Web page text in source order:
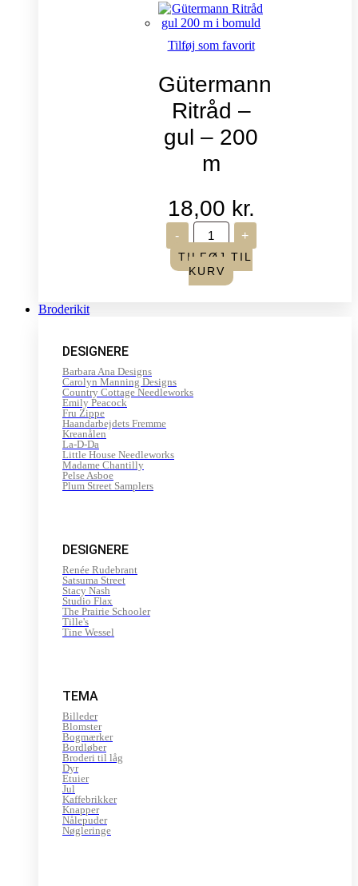
Tilføj som favorit
Gütermann
Ritråd –
gul – 200
m
18,00 kr.
-
Gütermann
Ritråd
-
gul
-
+
TILFØJ TIL
KURV
Broderikit
DESIGNERE
Barbara Ana Designs
Carolyn Manning Designs
Country Cottage Needleworks
Emily Peacock
Fru Zippe
Haandarbejdets Fremme
Kreanålen
La-D-Da
Little House Needleworks
Madame Chantilly
Pelse Asboe
Plum Street Samplers
DESIGNERE
Renée Rudebrant
Satsuma Street
Stacy Nash
Studio Flax
The Prairie Schooler
Tille's
Tine Wessel
TEMA
Billeder
Blomster
Bogmærker
Bordløber
Broderi til låg
Dyr
Etuier
Jul
Kaffebrikker
Knapper
Nålepuder
Nøgleringe